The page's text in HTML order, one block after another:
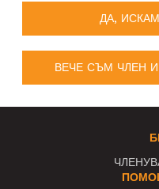
ДА,
ВЕЧЕ СЪМ ЧЛЕН